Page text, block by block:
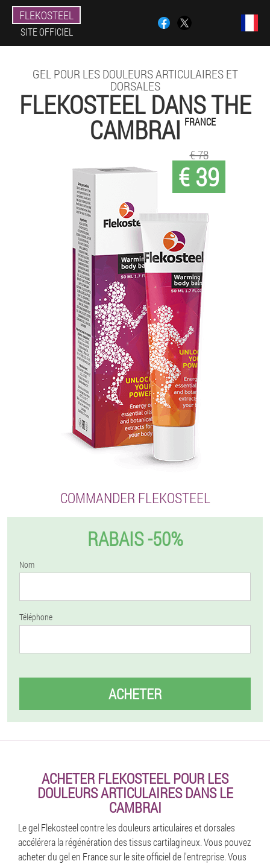
FLEKOSTEEL
SITE OFFICIEL
GEL POUR LES DOULEURS ARTICULAIRES ET
DORSALES
FLEKOSTEEL DANS THE
CAMBRAI FRANCE
€ 39
€ 78
COMMANDER FLEKOSTEEL
RABAIS -50%
Nom
Téléphone
ACHETER
ACHETER FLEKOSTEEL POUR LES
DOULEURS ARTICULAIRES DANS LE
CAMBRAI
Le gel Flekosteel contre les douleurs articulaires et dorsales
accélérera la régénération des tissus cartilagineux. Vous pouvez
acheter du gel en France sur le site officiel de l'entreprise. Vous